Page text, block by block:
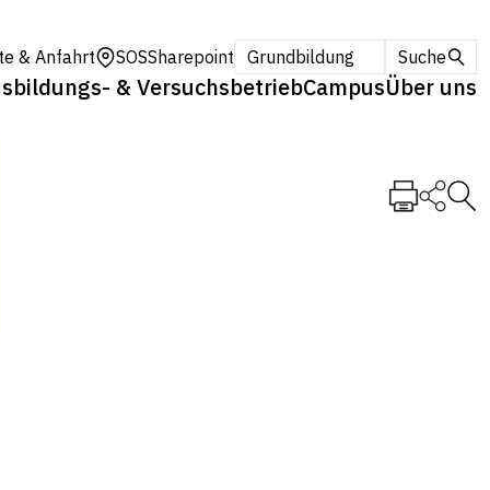
& Anfahrt SOSSharepoint Grundbildung Suche
& VersuchsbetriebCampusÜber uns